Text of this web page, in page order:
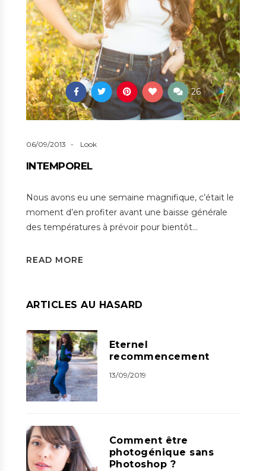
26
06/09/2013 Look
INTEMPOREL
Nous avons eu une semaine magnifique, c’était le
moment d’en profiter avant une baisse générale
des températures à prévoir pour bientôt…
READ MORE
ARTICLES AU HASARD
Eternel
recommencement
13/09/2019
Comment être
photogénique sans
Photoshop ?